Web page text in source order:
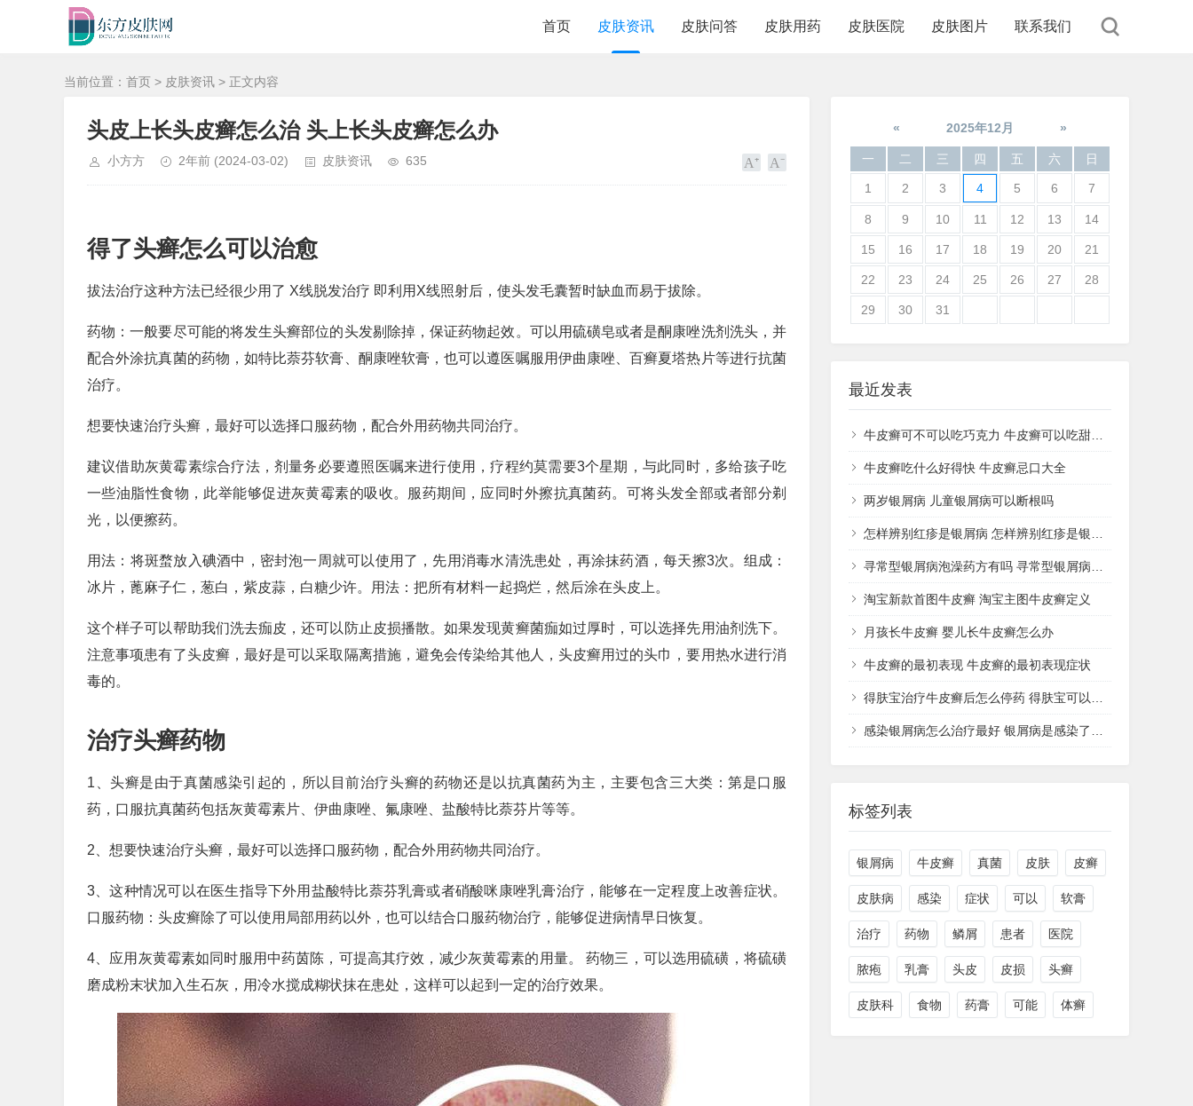
首页 皮肤资讯 皮肤问答 皮肤用药 皮肤医院 皮肤图片 联系我们
当前位置： 首页 > 皮肤资讯 > 正文内容
头皮上长头皮癣怎么治 头上长头皮癣怎么办
小方方 2年前 (2024-03-02) 皮肤资讯 635
得了头癣怎么可以治愈
拔法治疗这种方法已经很少用了 X线脱发治疗 即利用X线照射后，使头发毛囊暂时缺血而易于拔除。
药物：一般要尽可能的将发生头癣部位的头发剔除掉，保证药物起效。可以用硫磺皂或者是酮康唑洗剂洗头，并
配合外涂抗真菌的药物，如特比萘芬软膏、酮康唑软膏，也可以遵医嘱服用伊曲康唑、百癣夏塔热片等进行抗菌
治疗。
想要快速治疗头癣，最好可以选择口服药物，配合外用药物共同治疗。
建议借助灰黄霉素综合疗法，剂量务必要遵照医嘱来进行使用，疗程约莫需要3个星期，与此同时，多给孩子吃
一些油脂性食物，此举能够促进灰黄霉素的吸收。服药期间，应同时外擦抗真菌药。可将头发全部或者部分剃
光，以便擦药。
用法：将斑蝥放入碘酒中，密封泡一周就可以使用了，先用消毒水清洗患处，再涂抹药酒，每天擦3次。组成：
冰片，蓖麻子仁，葱白，紫皮蒜，白糖少许。用法：把所有材料一起捣烂，然后涂在头皮上。
这个样子可以帮助我们洗去痂皮，还可以防止皮损播散。如果发现黄癣菌痂如过厚时，可以选择先用油剂洗下。
注意事项患有了头皮癣，最好是可以采取隔离措施，避免会传染给其他人，头皮癣用过的头巾，要用热水进行消
毒的。
治疗头癣药物
1、头癣是由于真菌感染引起的，所以目前治疗头癣的药物还是以抗真菌药为主，主要包含三大类：第是口服
药，口服抗真菌药包括灰黄霉素片、伊曲康唑、氟康唑、盐酸特比萘芬片等等。
2、想要快速治疗头癣，最好可以选择口服药物，配合外用药物共同治疗。
3、这种情况可以在医生指导下外用盐酸特比萘芬乳膏或者硝酸咪康唑乳膏治疗，能够在一定程度上改善症状。
口服药物：头皮癣除了可以使用局部用药以外，也可以结合口服药物治疗，能够促进病情早日恢复。
4、应用灰黄霉素如同时服用中药茵陈，可提高其疗效，减少灰黄霉素的用量。 药物三，可以选用硫磺，将硫磺
磨成粉末状加入生石灰，用冷水搅成糊状抹在患处，这样可以起到一定的治疗效果。
« 2025年12月 »
一 二 三 四 五 六 日
1 2 3 4 5 6 7
8 9 10 11 12 13 14
15 16 17 18 19 20 21
22 23 24 25 26 27 28
29 30 31
最近发表
牛皮癣可不可以吃巧克力 牛皮癣可以吃甜品吗
牛皮癣吃什么好得快 牛皮癣忌口大全
两岁银屑病 儿童银屑病可以断根吗
怎样辨别红疹是银屑病 怎样辨别红疹是银屑病还是湿疹
寻常型银屑病泡澡药方有吗 寻常型银屑病用什么药洗
淘宝新款首图牛皮癣 淘宝主图牛皮癣定义
月孩长牛皮癣 婴儿长牛皮癣怎么办
牛皮癣的最初表现 牛皮癣的最初表现症状
得肤宝治疗牛皮癣后怎么停药 得肤宝可以治疗湿疹吗
感染银屑病怎么治疗最好 银屑病是感染了什么病菌
标签列表
银屑病 牛皮癣 真菌 皮肤 皮癣
皮肤病 感染 症状 可以 软膏
治疗 药物 鳞屑 患者 医院
脓疱 乳膏 头皮 皮损 头癣
皮肤科 食物 药膏 可能 体癣